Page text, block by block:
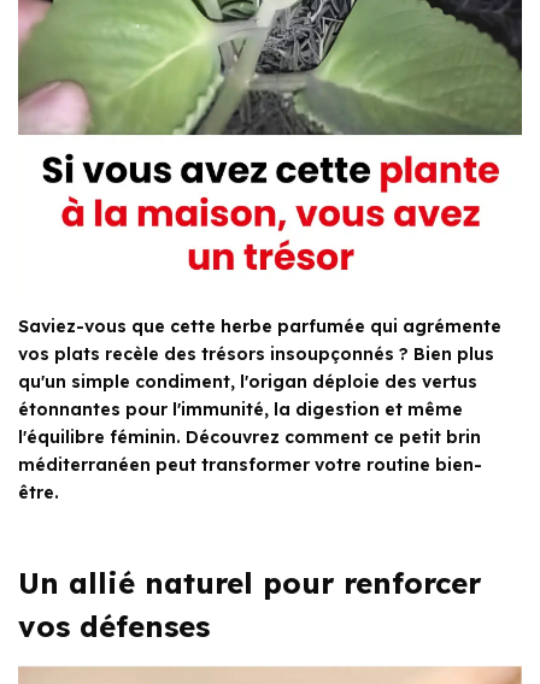
Saviez-vous que cette herbe parfumée qui agrémente
vos plats recèle des trésors insoupçonnés ? Bien plus
qu'un simple condiment, l'origan déploie des vertus
étonnantes pour l'immunité, la digestion et même
l'équilibre féminin. Découvrez comment ce petit brin
méditerranéen peut transformer votre routine bien-
être.
Un allié naturel pour renforcer
vos défenses